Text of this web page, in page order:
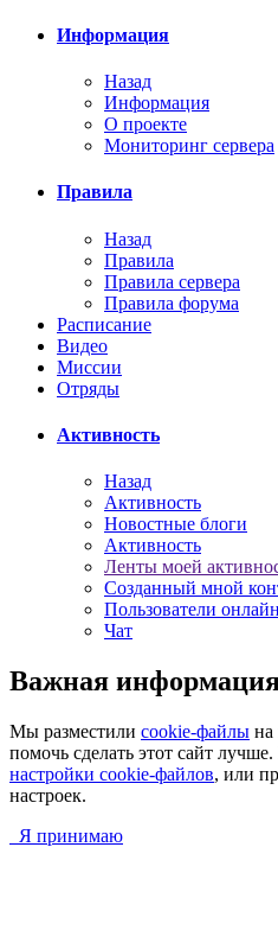
Информация
Назад
Информация
О проекте
Мониторинг сервера
Правила
Назад
Правила
Правила сервера
Правила форума
Расписание
Видео
Миссии
Отряды
Активность
Назад
Активность
Новостные блоги
Активность
Ленты моей
Созданный мной
Пользователи онлайн
Чат
Важная
Мы разместили cookie-файлы на
помочь сделать этот сайт
настройки cookie-файлов, или
настроек.
Я принимаю